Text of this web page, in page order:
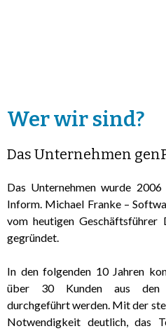
Wer wir sind?
Das Unternehmen
Das Unternehmen wurde 2006
Inform. Michael Franke –
vom heutigen Geschäftsführer
gegründet.
In den folgenden 10 Jahren
über 30 Kunden aus den
durchgeführt werden. Mit der
Notwendigkeit deutlich, das